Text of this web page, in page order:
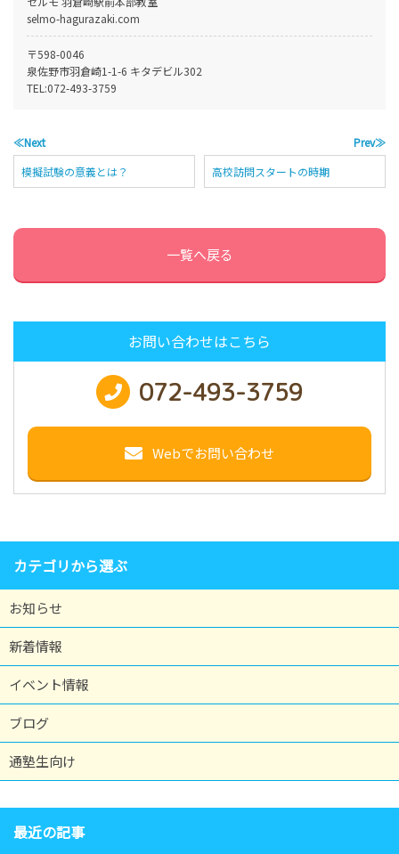
selmo-hagurazaki.com
〒598-0046
泉佐野市羽倉崎1-1-6 キタデビル302
TEL:072-493-3759
≪Next
模擬試験の意義とは？
Prev≫
高校訪問スタートの時期
一覧へ戻る
お問い合わせはこちら
072-493-3759
Webでお問い合わせ
カテゴリから選ぶ
お知らせ
新着情報
イベント情報
ブログ
通塾生向け
最近の記事